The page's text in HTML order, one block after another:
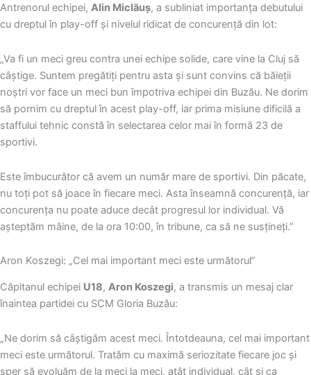
Antrenorul echipei, Alin Miclăuș, a subliniat importanța debutului
cu dreptul în play-off și nivelul ridicat de concurență din lot:
„Va fi un meci greu contra unei echipe solide, care vine la Cluj să
câștige. Suntem pregătiți pentru asta și sunt convins că băieții
noștri vor face un meci bun împotriva echipei din Buzău. Ne dorim
să pornim cu dreptul în acest play-off, iar prima misiune dificilă a
staffului tehnic constă în selectarea celor mai în formă 23 de
sportivi.
Este îmbucurător că avem un număr mare de sportivi. Din păcate,
nu toți pot să joace în fiecare meci. Asta înseamnă concurență, iar
concurența nu poate aduce decât progresul lor individual. Vă
așteptăm mâine, de la ora 10:00, în tribune, ca să ne susțineți.”
Aron Koszegi: „Cel mai important meci este următorul”
Căpitanul echipei U18, Aron Koszegi, a transmis un mesaj clar
înaintea partidei cu SCM Gloria Buzău:
„Ne dorim să câștigăm acest meci. Întotdeauna, cel mai important
meci este următorul. Tratăm cu maximă seriozitate fiecare joc și
sper să evoluăm de la meci la meci, atât individual, cât și ca